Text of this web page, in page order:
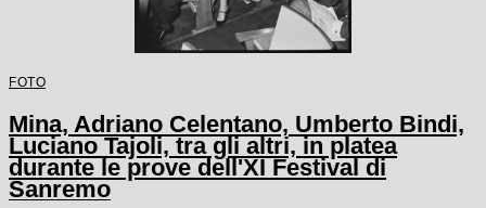
FOTO
Mina, Adriano Celentano, Umberto Bindi,
Luciano Tajoli, tra gli altri, in platea
durante le prove dell'XI Festival di
Sanremo